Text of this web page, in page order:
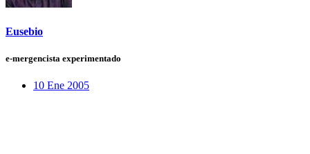
Eusebio
e-mergencista experimentado
10 Ene 2005